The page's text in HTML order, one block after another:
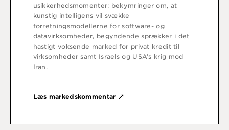
usikkerhedsmomenter: bekymringer om, at
kunstig intelligens vil svække
forretningsmodellerne for software- og
datavirksomheder, begyndende sprækker i det
hastigt voksende marked for privat kredit til
virksomheder samt Israels og USA’s krig mod
Iran.
Læs markedskommentar